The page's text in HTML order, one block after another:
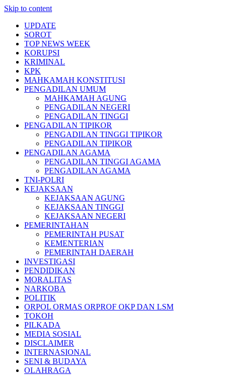
Skip to content
UPDATE
SOROT
TOP NEWS WEEK
KORUPSI
KRIMINAL
KPK
MAHKAMAH KONSTITUSI
PENGADILAN UMUM
MAHKAMAH AGUNG
PENGADILAN NEGERI
PENGADILAN TINGGI
PENGADILAN TIPIKOR
PENGADILAN TINGGI TIPIKOR
PENGADILAN TIPIKOR
PENGADILAN AGAMA
PENGADILAN TINGGI AGAMA
PENGADILAN AGAMA
TNI-POLRI
KEJAKSAAN
KEJAKSAAN AGUNG
KEJAKSAAN TINGGI
KEJAKSAAN NEGERI
PEMERINTAHAN
PEMERINTAH PUSAT
KEMENTERIAN
PEMERINTAH DAERAH
INVESTIGASI
PENDIDIKAN
MORALITAS
NARKOBA
POLITIK
ORPOL ORMAS ORPROF OKP DAN LSM
TOKOH
PILKADA
MEDIA SOSIAL
DISCLAIMER
INTERNASIONAL
SENI & BUDAYA
OLAHRAGA